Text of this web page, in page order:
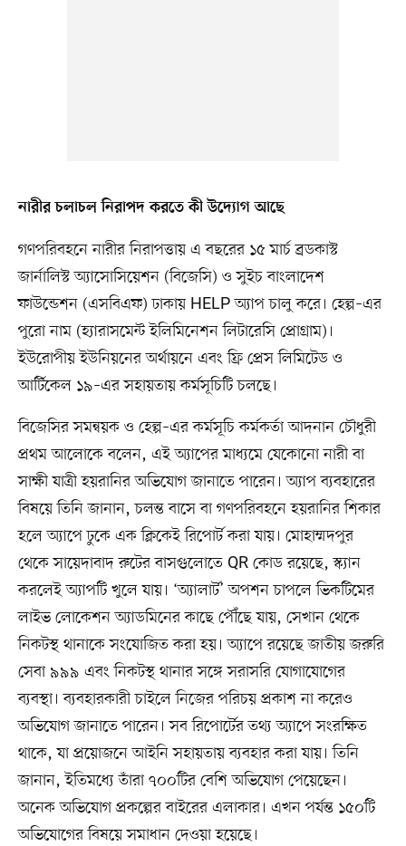
নারীর চলাচল নিরাপদ করতে কী উদ্যোগ আছে
গণপরিবহনে নারীর নিরাপত্তায় এ বছরের ১৫ মার্চ ব্রডকাস্ট
জার্নালিস্ট অ্যাসোসিয়েশন (বিজেসি) ও সুইচ বাংলাদেশ
ফাউন্ডেশন (এসবিএফ) ঢাকায় HELP অ্যাপ চালু করে। হেল্প–এর
পুরো নাম (হ্যারাসমেন্ট ইলিমিনেশন লিটারেসি প্রোগ্রাম)।
ইউরোপীয় ইউনিয়নের অর্থায়নে এবং ফ্রি প্রেস লিমিটেড ও
আর্টিকেল ১৯–এর সহায়তায় কর্মসূচিটি চলছে।
বিজেসির সমন্বয়ক ও হেল্প–এর কর্মসূচি কর্মকর্তা আদনান চৌধুরী
প্রথম আলোকে বলেন, এই অ্যাপের মাধ্যমে যেকোনো নারী বা
সাক্ষী যাত্রী হয়রানির অভিযোগ জানাতে পারেন। অ্যাপ ব্যবহারের
বিষয়ে তিনি জানান, চলন্ত বাসে বা গণপরিবহনে হয়রানির শিকার
হলে অ্যাপে ঢুকে এক ক্লিকেই রিপোর্ট করা যায়। মোহাম্মদপুর
থেকে সায়েদাবাদ রুটের বাসগুলোতে QR কোড রয়েছে, স্ক্যান
করলেই অ্যাপটি খুলে যায়। ‘অ্যালার্ট’ অপশন চাপলে ভিকটিমের
লাইভ লোকেশন অ্যাডমিনের কাছে পৌঁছে যায়, সেখান থেকে
নিকটস্থ থানাকে সংযোজিত করা হয়। অ্যাপে রয়েছে জাতীয় জরুরি
সেবা ৯৯৯ এবং নিকটস্থ থানার সঙ্গে সরাসরি যোগাযোগের
ব্যবস্থা। ব্যবহারকারী চাইলে নিজের পরিচয় প্রকাশ না করেও
অভিযোগ জানাতে পারেন। সব রিপোর্টের তথ্য অ্যাপে সংরক্ষিত
থাকে, যা প্রয়োজনে আইনি সহায়তায় ব্যবহার করা যায়। তিনি
জানান, ইতিমধ্যে তাঁরা ৭০০টির বেশি অভিযোগ পেয়েছেন।
অনেক অভিযোগ প্রকল্পের বাইরের এলাকার। এখন পর্যন্ত ১৫০টি
অভিযোগের বিষয়ে সমাধান দেওয়া হয়েছে।